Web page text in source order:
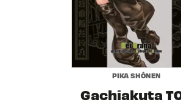
PIKA SHÔNEN
Gachiakuta